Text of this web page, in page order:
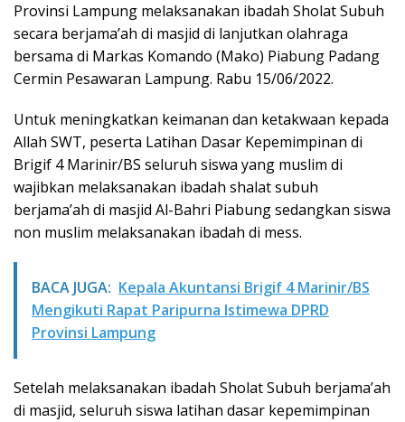
Provinsi Lampung melaksanakan ibadah Sholat Subuh
secara berjama’ah di masjid di lanjutkan olahraga
bersama di Markas Komando (Mako) Piabung Padang
Cermin Pesawaran Lampung. Rabu 15/06/2022.
Untuk meningkatkan keimanan dan ketakwaan kepada
Allah SWT, peserta Latihan Dasar Kepemimpinan di
Brigif 4 Marinir/BS seluruh siswa yang muslim di
wajibkan melaksanakan ibadah shalat subuh
berjama’ah di masjid Al-Bahri Piabung sedangkan siswa
non muslim melaksanakan ibadah di mess.
BACA JUGA: Kepala Akuntansi Brigif 4 Marinir/BS
Mengikuti Rapat Paripurna Istimewa DPRD
Provinsi Lampung
Setelah melaksanakan ibadah Sholat Subuh berjama’ah
di masjid, seluruh siswa latihan dasar kepemimpinan